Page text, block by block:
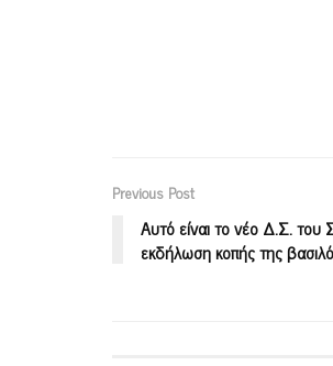
Previous Post
Aυτό είναι το νέο Δ.Σ. του
εκδήλωση κοπής της